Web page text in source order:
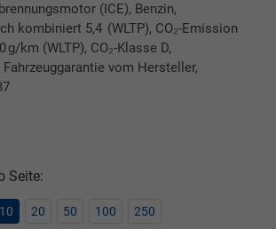
(ICE), Benzin,
kombiniert 5,4 (WLTP), CO₂-Emission
g/km (WLTP), CO₂-Klasse D,
vom Hersteller,
Fahrzeugexposé drucken
Seite:
10 20 50 100 250